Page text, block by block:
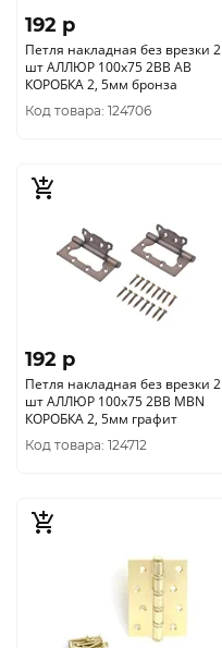
192 p
Петля накладная без врезки 2
шт АЛЛЮР 100х75 2BB AB
КОРОБКА 2, 5мм бронза
Код товара: 124706
192 p
Петля накладная без врезки 2
шт АЛЛЮР 100х75 2BB MBN
КОРОБКА 2, 5мм графит
Код товара: 124712